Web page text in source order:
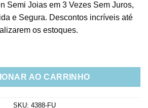
Semi Joias em 3 Vezes Sem Juros,
e Segura. Descontos incríveis até
os estoques.
Com Pedras Cinzas Semi Joias
AO CARRINHO
SKU: 4388-FU